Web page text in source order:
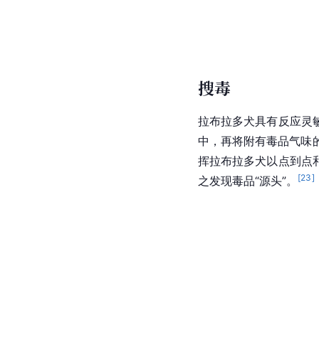
搜毒
拉布拉多犬具有反应灵
中 ，再将附有毒品气
挥拉布拉多犬以点到点
之发现毒品“源头”。
[23]